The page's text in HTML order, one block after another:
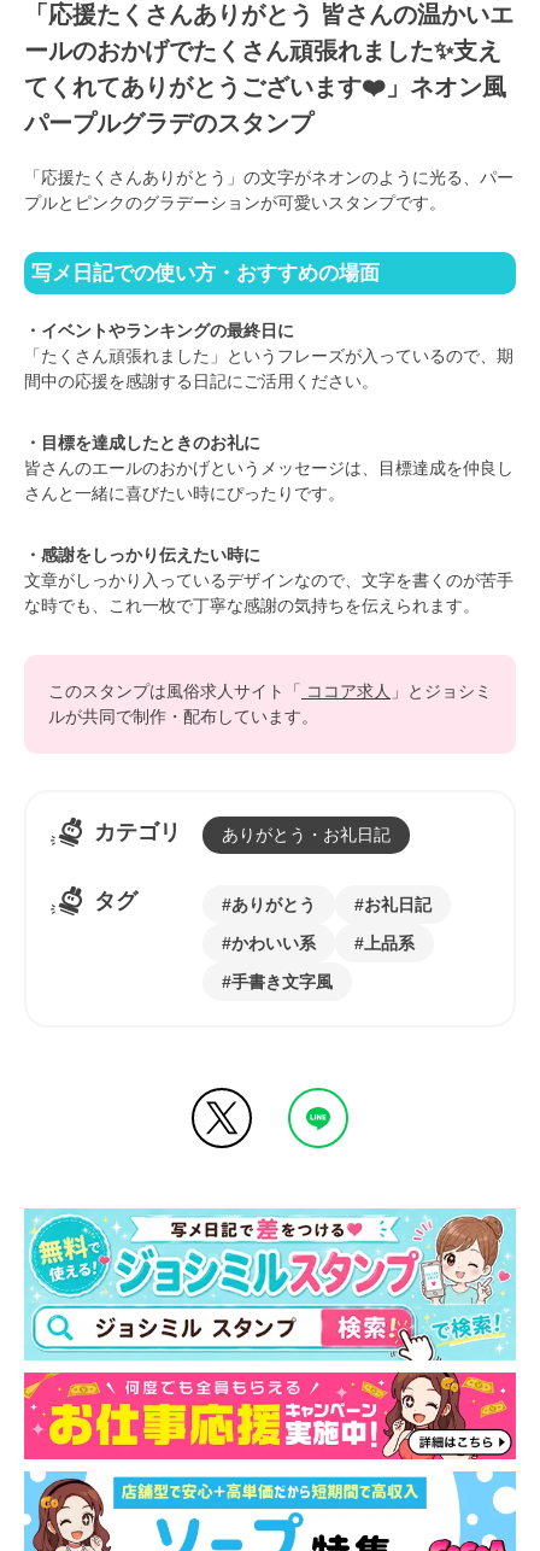
「応援たくさんありがとう 皆さんの温かいエ
ールのおかげでたくさん頑張れました✨支え
てくれてありがとうございます❤️」ネオン風
パープルグラデのスタンプ
「応援たくさんありがとう」の文字がネオンのように光る、パー
プルとピンクのグラデーションが可愛いスタンプです。
写メ日記での使い方・おすすめの場面
・イベントやランキングの最終日に
「たくさん頑張れました」というフレーズが入っているので、期
間中の応援を感謝する日記にご活用ください。
・目標を達成したときのお礼に
皆さんのエールのおかげというメッセージは、目標達成を仲良し
さんと一緒に喜びたい時にぴったりです。
・感謝をしっかり伝えたい時に
文章がしっかり入っているデザインなので、文字を書くのが苦手
な時でも、これ一枚で丁寧な感謝の気持ちを伝えられます。
このスタンプは風俗求人サイト「 ココア求人 」とジョシミ
ルが共同で制作・配布しています。
カテゴリ ありがとう・お礼日記
タグ ありがとう
お礼日記
かわいい系
上品系
手書き文字風